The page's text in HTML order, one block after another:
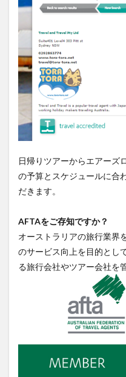
日帰りツアーからエアーズ
の予算とスケジュールに合
だきます。
AFTAをご存知ですか？
オーストラリアの旅行業界
のサービス向上を目的とし
る旅行会社やツアー会社を